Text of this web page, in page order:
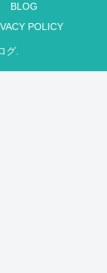
BLOG
POLICY
グ.